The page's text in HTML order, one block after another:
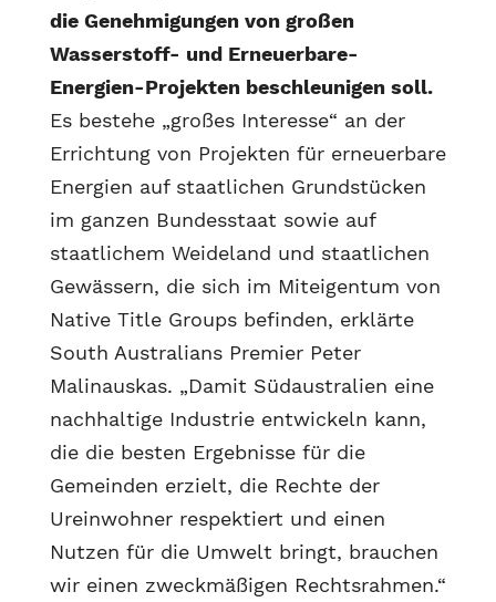
die Genehmigungen von großen
Wasserstoff- und Erneuerbare-
Energien-Projekten beschleunigen soll.
Es bestehe „großes Interesse“ an der
Errichtung von Projekten für erneuerbare
Energien auf staatlichen Grundstücken
im ganzen Bundesstaat sowie auf
staatlichem Weideland und staatlichen
Gewässern, die sich im Miteigentum von
Native Title Groups befinden, erklärte
South Australians Premier Peter
Malinauskas. „Damit Südaustralien eine
nachhaltige Industrie entwickeln kann,
die die besten Ergebnisse für die
Gemeinden erzielt, die Rechte der
Ureinwohner respektiert und einen
Nutzen für die Umwelt bringt, brauchen
wir einen zweckmäßigen Rechtsrahmen.“